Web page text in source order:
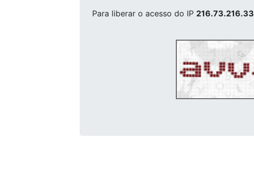
Para liberar o acesso do IP 216.73.216.33